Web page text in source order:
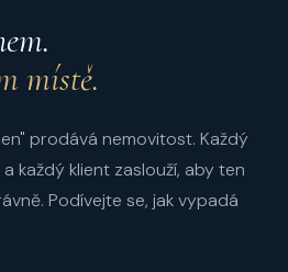
místě.
prodává nemovitost. Každý
každý klient zaslouží, aby ten
Podívejte se, jak vypadá